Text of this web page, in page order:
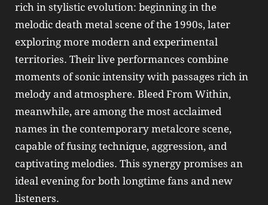
rich in stylistic evolution: beginning in the
melodic death metal scene of the 1990s, later
exploring more modern and experimental
territories. Their live performances combine
moments of sonic intensity with passages rich in
melody and atmosphere. Bleed From Within,
meanwhile, are among the most acclaimed
names in the contemporary metalcore scene,
capable of fusing technique, aggression, and
captivating melodies. This synergy promises an
ideal evening for both longtime fans and new
listeners.